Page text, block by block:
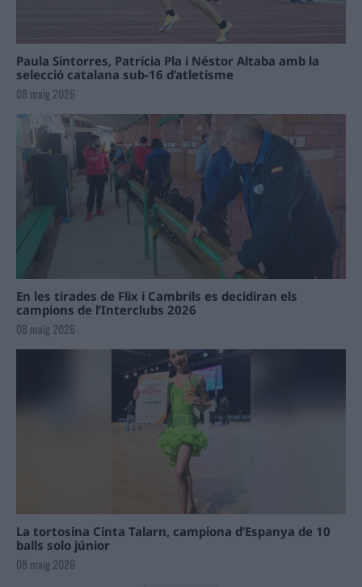
Paula Sintorres, Patrícia Pla i Néstor Altaba amb la
selecció catalana sub-16 d’atletisme
08 maig 2026
En les tirades de Flix i Cambrils es decidiran els
campions de l’Interclubs 2026
08 maig 2026
La tortosina Cinta Talarn, campiona d’Espanya de 10
balls solo júnior
08 maig 2026